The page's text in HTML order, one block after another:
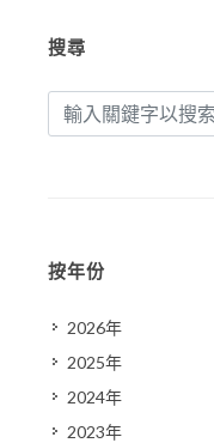
搜尋
按年份
2026年
2025年
2024年
2023年